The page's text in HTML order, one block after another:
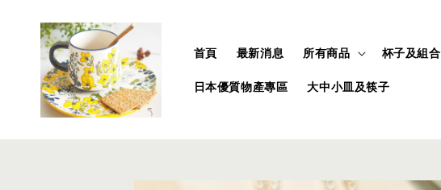
首頁 最新消息 所有商品 杯子及組合
日本優質物產專區 大中小皿及筷子